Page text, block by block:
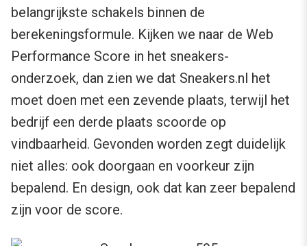
belangrijkste schakels binnen de
berekeningsformule. Kijken we naar de Web
Performance Score in het sneakers-
onderzoek, dan zien we dat Sneakers.nl het
moet doen met een zevende plaats, terwijl het
bedrijf een derde plaats scoorde op
vindbaarheid. Gevonden worden zegt duidelijk
niet alles: ook doorgaan en voorkeur zijn
bepalend. En design, ook dat kan zeer bepalend
zijn voor de score.